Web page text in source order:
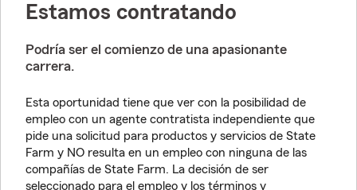
Estamos contratando
Podría ser el comienzo de una apasionante
carrera.
Esta oportunidad tiene que ver con la posibilidad de
empleo con un agente contratista independiente que
pide una solicitud para productos y servicios de State
Farm y NO resulta en un empleo con ninguna de las
compañías de State Farm. La decisión de ser
seleccionado para el empleo y los términos y